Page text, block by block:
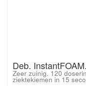
Deb.
Zeer zuinig. 120
ziektekiemen in 15